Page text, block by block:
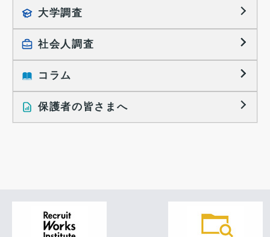
就職活動TOPICS
大学生の実態調査
働きたい組織の特徴
大学生の地域間移動レポート
就職活動に関するレポート
採用に関する調査
採用活動に関するレポート
大学調査
社会人調査
就職活動と入社後の就業
就業レディネス研究
コラム
インタビュー記事
保護者の皆さまへ